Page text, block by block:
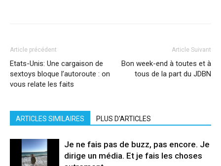
Article précédent
Etats-Unis: Une cargaison de
sextoys bloque l’autoroute : on
vous relate les faits
Article Suivant
Bon week-end à toutes et à
tous de la part du JDBN
ARTICLES SIMILAIRES PLUS D'ARTICLES
Je ne fais pas de buzz, pas encore. Je
dirige un média. Et je fais les choses